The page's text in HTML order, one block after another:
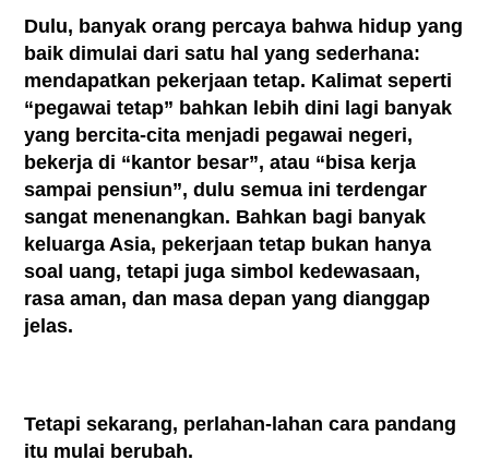
Dulu, banyak orang percaya bahwa hidup yang
baik dimulai dari satu hal yang sederhana:
mendapatkan pekerjaan tetap. Kalimat seperti
“pegawai tetap” bahkan lebih dini lagi banyak
yang bercita-cita menjadi pegawai negeri,
bekerja di “kantor besar”, atau “bisa kerja
sampai pensiun”, dulu semua ini terdengar
sangat menenangkan. Bahkan bagi banyak
keluarga Asia, pekerjaan tetap bukan hanya
soal uang, tetapi juga simbol kedewasaan,
rasa aman, dan masa depan yang dianggap
jelas.
Tetapi sekarang, perlahan-lahan cara pandang
itu mulai berubah.